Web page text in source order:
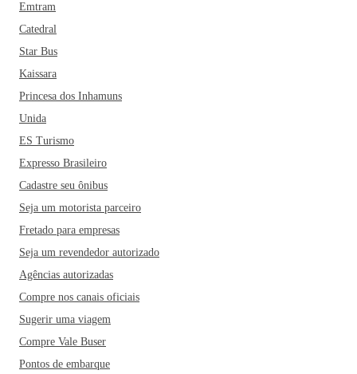
Emtram
Catedral
Star Bus
Kaissara
Princesa dos Inhamuns
Unida
ES Turismo
Expresso Brasileiro
Cadastre seu ônibus
Seja um motorista parceiro
Fretado para empresas
Seja um revendedor autorizado
Agências autorizadas
Compre nos canais oficiais
Sugerir uma viagem
Compre Vale Buser
Pontos de embarque